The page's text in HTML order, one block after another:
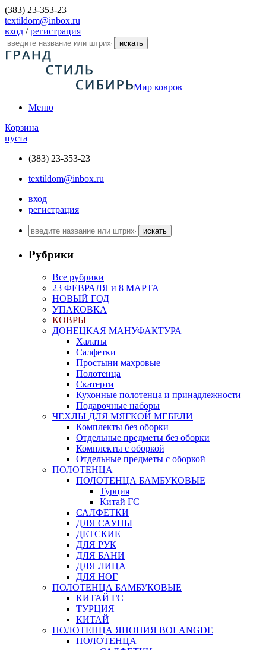
(383) 23-353-23
textildom@inbox.ru
вход /регистрация
искать
Мир ковров
Меню
Корзина
пуста
(383) 23-353-23
textildom@inbox.ru
вход
регистрация
искать
Рубрики
Все рубрики
23 ФЕВРАЛЯ и 8 МАРТА
НОВЫЙ ГОД
УПАКОВКА
КОВРЫ
ДОНЕЦКАЯ МАНУФАКТУРА
Халаты
Салфетки
Простыни махровые
Полотенца
Скатерти
Кухонные полотенца и принадлежности
Подарочные наборы
ЧЕХЛЫ ДЛЯ МЯГКОЙ МЕБЕЛИ
Комплекты без оборки
Отдельные предметы без оборки
Комплекты с оборкой
Отдельные предметы с оборкой
ПОЛОТЕНЦА
ПОЛОТЕНЦА БАМБУКОВЫЕ
Турция
Китай ГС
САЛФЕТКИ
ДЛЯ САУНЫ
ДЕТСКИЕ
ДЛЯ РУК
ДЛЯ БАНИ
ДЛЯ ЛИЦА
ДЛЯ НОГ
ПОЛОТЕНЦА БАМБУКОВЫЕ
КИТАЙ ГС
ТУРЦИЯ
КИТАЙ
ПОЛОТЕНЦА ЯПОНИЯ BOLANGDE
ПОЛОТЕНЦА